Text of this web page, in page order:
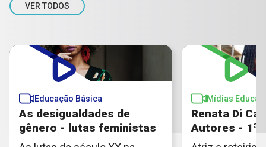
VER TODOS
Educação Básica
As desigualdades de
gênero - lutas feministas
Mídias
Renata Di
Autores - 1ª